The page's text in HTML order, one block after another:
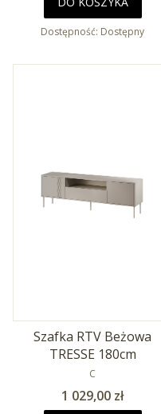
Dostępność: Dostępny
Szafka RTV Beżowa
TRESSE 180cm
PRODUCENT
C
Cena
1 029,00 zł